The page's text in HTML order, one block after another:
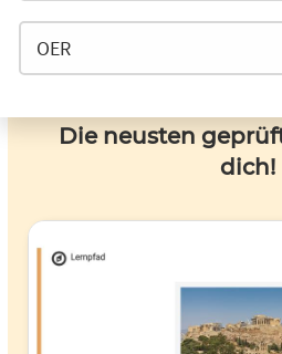
Die neusten
dich!